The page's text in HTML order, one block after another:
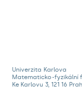
Univerzita Karlova
Matematicko-fyzikální
Ke Karlovu 3, 121 16